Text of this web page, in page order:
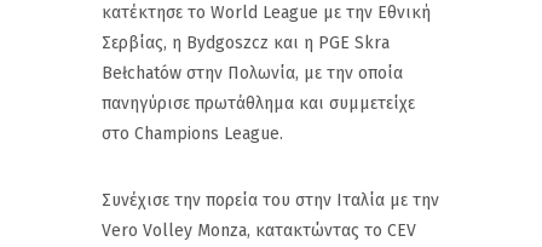
κατέκτησε το World League με την Εθνική
Σερβίας, η Bydgoszcz και η PGE Skra
Bełchatów στην Πολωνία, με την οποία
πανηγύρισε πρωτάθλημα και συμμετείχε
στο Champions League.
Συνέχισε την πορεία του στην Ιταλία με την
Vero Volley Monza, κατακτώντας το CEV